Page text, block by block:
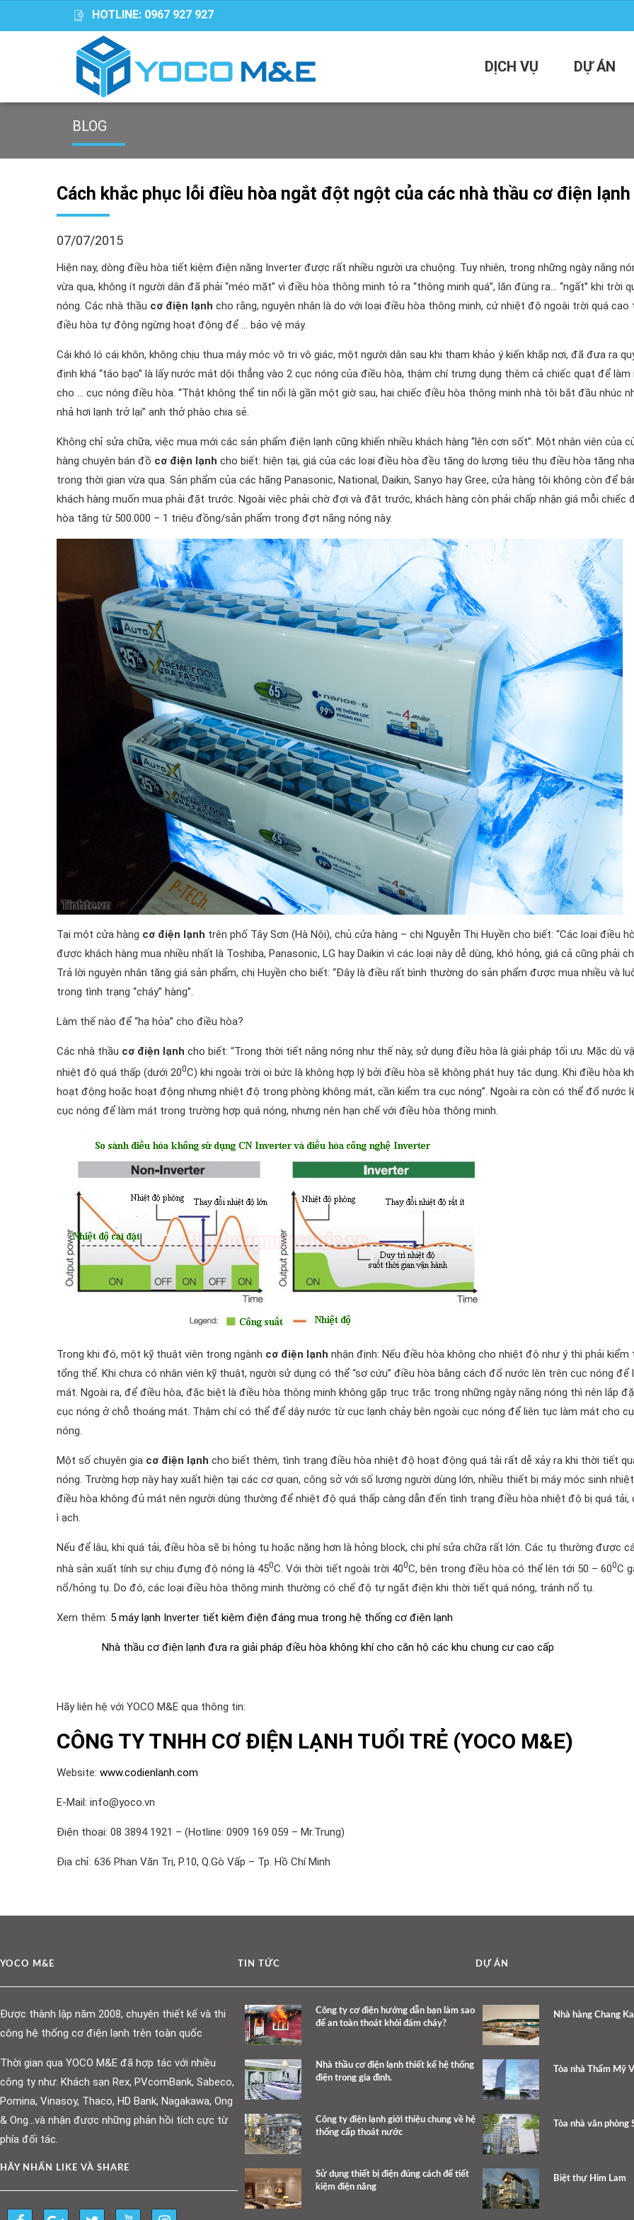
HOTLINE: 0967 927 927
DỊCH VỤ DỰ ÁN
BLOG
Cách khắc phục lỗi điều hòa ngắt đột ngột của các nhà thầu cơ điện lạnh
07/07/2015
Hiện nay, dòng điều hòa tiết kiệm điện năng Inverter được rất nhiều người ưa chuộng. Tuy nhiên, trong những ngày nắng
vừa qua, không ít người dân đã phải “méo mặt” vì điều hòa thông minh tỏ ra “thông minh quá”, lăn đùng ra… “ngất’’ khi trời
nóng. Các nhà thầu cơ điện lạnh cho rằng, nguyên nhân là do với loại điều hòa thông minh, cứ nhiệt độ ngoài trời quá cao
điều hòa tự động ngừng hoạt động để … bảo vệ máy.
Cái khó ló cái khôn, không chịu thua máy móc vô tri vô giác, một người dân sau khi tham khảo ý kiến khắp nơi, đã đưa ra
định khá “táo bạo” là lấy nước mát dội thẳng vào 2 cục nóng của điều hòa, thậm chí trưng dụng thêm cả chiếc quạt để làm
cho … cục nóng điều hòa. “Thật không thể tin nổi là gần một giờ sau, hai chiếc điều hòa thông minh nhà tôi bắt đầu nhúc
nhả hơi lạnh trở lại” anh thở phào chia sẻ.
Không chỉ sửa chữa, việc mua mới các sản phẩm điện lạnh cũng khiến nhiều khách hàng “lên cơn sốt”. Một nhân viên của
hàng chuyên bán đồ cơ điện lạnh cho biết: hiện tại, giá của các loại điều hòa đều tăng do lượng tiêu thụ điều hòa tăng
trong thời gian vừa qua. Sản phẩm của các hãng Panasonic, National, Daikin, Sanyo hay Gree, cửa hàng tôi không còn để
khách hàng muốn mua phải đặt trước. Ngoài việc phải chờ đợi và đặt trước, khách hàng còn phải chấp nhận giá mỗi chiếc
hòa tăng từ 500.000 – 1 triệu đồng/sản phẩm trong đợt nắng nóng này.
Tại một cửa hàng cơ điện lạnh trên phố Tây Sơn (Hà Nội), chủ cửa hàng – chị Nguyễn Thị Huyền cho biết: “Các loại điều
được khách hàng mua nhiều nhất là Toshiba, Panasonic, LG hay Daikin vì các loại này dễ dùng, khó hỏng, giá cả cũng phải
Trả lời nguyên nhân tăng giá sản phẩm, chị Huyền cho biết: “Đây là điều rất bình thường do sản phẩm được mua nhiều và
trong tình trạng “cháy” hàng”.
Làm thế nào để “hạ hỏa” cho điều hòa?
Các nhà thầu cơ điện lạnh cho biết: “Trong thời tiết nắng nóng như thế này, sử dụng điều hòa là giải pháp tối ưu. Mặc dù
nhiệt độ quá thấp (dưới 200C) khi ngoài trời oi bức là không hợp lý bởi điều hòa sẽ không phát huy tác dụng. Khi điều hòa
hoạt động hoặc hoạt động nhưng nhiệt độ trong phòng không mát, cần kiểm tra cục nóng”. Ngoài ra còn có thể đổ nước
cục nóng để làm mát trong trường hợp quá nóng, nhưng nên hạn chế với điều hòa thông minh.
Trong khi đó, một kỹ thuật viên trong ngành cơ điện lạnh nhận định: Nếu điều hòa không cho nhiệt độ như ý thì phải kiểm
tổng thể. Khi chưa có nhân viên kỹ thuật, người sử dụng có thể “sơ cứu” điều hòa bằng cách đổ nước lên trên cục nóng để
mát. Ngoài ra, để điều hòa, đặc biệt là điều hòa thông minh không gặp trục trặc trong những ngày nắng nóng thì nên lắp
cục nóng ở chỗ thoáng mát. Thậm chí có thể để dây nước từ cục lạnh chảy bên ngoài cục nóng để liên tục làm mát cho
nóng.
Một số chuyên gia cơ điện lạnh cho biết thêm, tình trạng điều hòa nhiệt độ hoạt động quá tải rất dễ xảy ra khi thời tiết
nóng. Trường hợp này hay xuất hiện tại các cơ quan, công sở với số lượng người dùng lớn, nhiều thiết bị máy móc sinh
điều hòa không đủ mát nên người dùng thường để nhiệt độ quá thấp càng dẫn đến tình trạng điều hòa nhiệt độ bị quá tải,
ì ạch.
Nếu để lâu, khi quá tải, điều hòa sẽ bị hỏng tụ hoặc nặng hơn là hỏng block, chi phí sửa chữa rất lớn. Các tụ thường được
nhà sản xuất tính sự chịu đựng độ nóng là 450C. Với thời tiết ngoài trời 400C, bên trong điều hòa có thể lên tới 50 – 600C
nổ/hỏng tụ. Do đó, các loại điều hòa thông minh thường có chế độ tự ngắt điện khi thời tiết quá nóng, tránh nổ tụ.
Xem thêm: 5 máy lạnh Inverter tiết kiệm điện đáng mua trong hệ thống cơ điện lạnh
Nhà thầu cơ điện lạnh đưa ra giải pháp điều hòa không khí cho căn hộ các khu chung cư cao cấp
Hãy liên hệ với YOCO M&E qua thông tin:
CÔNG TY TNHH CƠ ĐIỆN LẠNH TUỔI TRẺ (YOCO M&E)
Website: www.codienlanh.com
E-Mail: info@yoco.vn
Điện thoại: 08 3894 1921 – (Hotline: 0909 169 059 – Mr.Trung)
Địa chỉ: 636 Phan Văn Trị, P.10, Q.Gò Vấp – Tp. Hồ Chí Minh
YOCO M&E
Được thành lập năm 2008, chuyên thiết kế và thi
công hệ thống cơ điện lạnh trên toàn quốc
Thời gian qua YOCO M&E đã hợp tác với nhiều
công ty như: Khách sạn Rex, PVcomBank, Sabeco,
Pomina, Vinasoy, Thaco, HD Bank, Nagakawa, Ong
& Ong…và nhận được những phản hồi tích cực từ
phía đối tác.
HÃY NHẤN LIKE VÀ SHARE
TIN TỨC
Công ty cơ điện hướng dẫn bạn làm sao
để an toàn thoát khỏi đám cháy?
Nhà thầu cơ điện lạnh thiết kế hệ thống
điện trong gia đình.
Công ty điện lạnh giới thiệu chung về hệ
thống cấp thoát nước
Sử dụng thiết bị điện đúng cách để tiết
kiệm điện năng
DỰ ÁN
Nhà hàng Chang
Tòa nhà Thẩm Mỹ
Tòa nhà văn phòng
Biệt thự Him Lam